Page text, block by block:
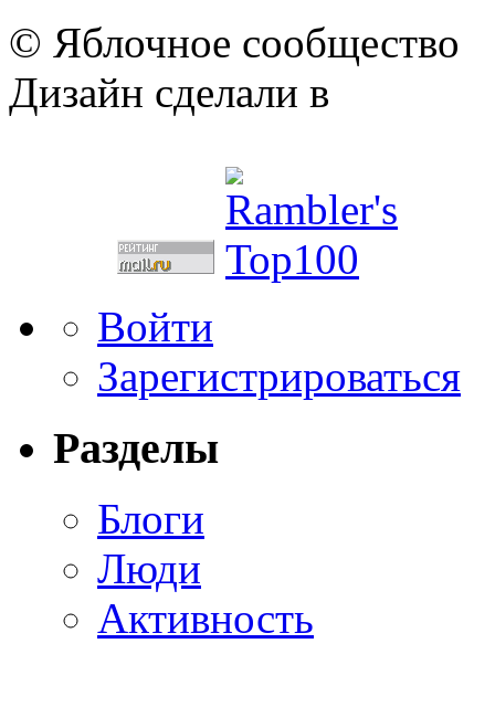
© Яблочное сообщество
Дизайн сделали в
Войти
Зарегистрироваться
Разделы
Блоги
Люди
Активность